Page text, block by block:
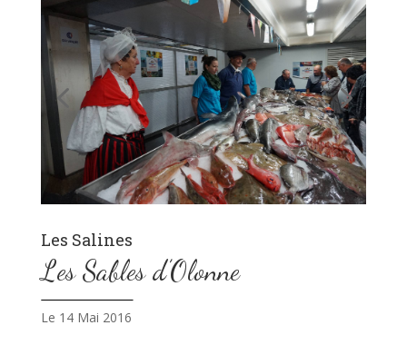
Les Salines
Les Sables d’Olonne
Le 14 Mai 2016